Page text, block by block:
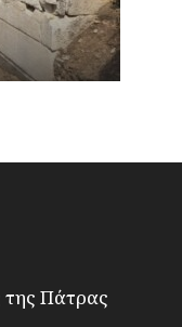
της Πάτρας